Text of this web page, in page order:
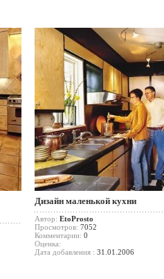
Дизайн маленькой кухни
Автор: EtoProsto
Просмотров: 7052
Комментарии: 0
Оценка:
Дата добавления : 31.01.2006